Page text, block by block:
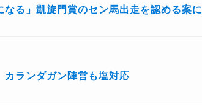
る」凱旋門賞のセン馬出走を認める案に
ランダガン陣営も塩対応